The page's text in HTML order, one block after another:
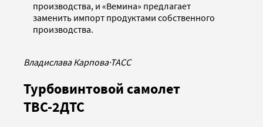
производства, и «Вемина» предлагает
заменить импорт продуктами собственного
производства.
Владислава Карпова·ТАСС
Турбовинтовой самолет
ТВС-2ДТС